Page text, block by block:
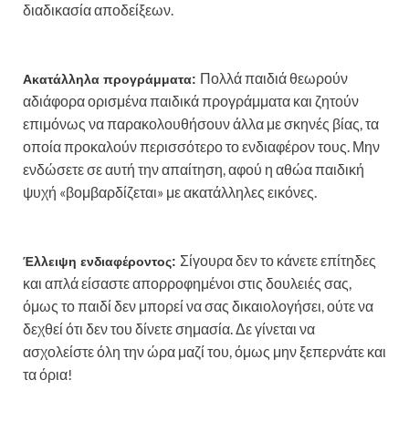
διαδικασία αποδείξεων.
Ακατάλληλα προγράμματα: Πολλά παιδιά θεωρούν
αδιάφορα ορισμένα παιδικά προγράμματα και ζητούν
επιμόνως να παρακολουθήσουν άλλα με σκηνές βίας, τα
οποία προκαλούν περισσότερο το ενδιαφέρον τους. Μην
ενδώσετε σε αυτή την απαίτηση, αφού η αθώα παιδική
ψυχή «βομβαρδίζεται» με ακατάλληλες εικόνες.
Έλλειψη ενδιαφέροντος: Σίγουρα δεν το κάνετε επίτηδες
και απλά είσαστε απορροφημένοι στις δουλειές σας,
όμως το παιδί δεν μπορεί να σας δικαιολογήσει, ούτε να
δεχθεί ότι δεν του δίνετε σημασία. Δε γίνεται να
ασχολείστε όλη την ώρα μαζί του, όμως μην ξεπερνάτε και
τα όρια!